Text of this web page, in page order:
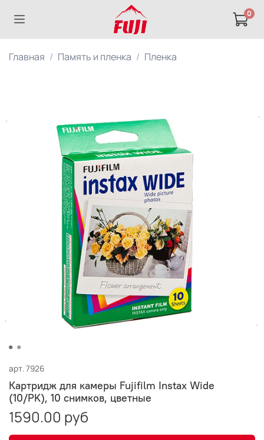
0
Главная Память и пленка Пленка
арт.7926
Картридж для камеры Fujifilm Instax Wide
(10/PK), 10 снимков, цветные
1590.00 руб